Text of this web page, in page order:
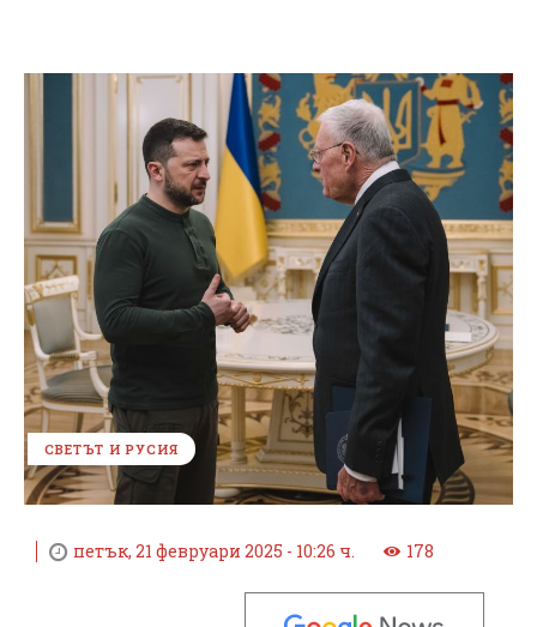
СВЕТЪТ И РУСИЯ
петък, 21 февруари 2025 - 10:26 ч. 178